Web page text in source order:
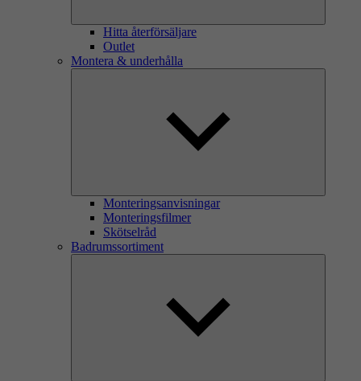
Hitta återförsäljare
Outlet
Montera & underhålla
Monteringsanvisningar
Monteringsfilmer
Skötselråd
Badrumssortiment